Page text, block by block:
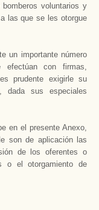
voluntarios y
las que se les otorgue
un importante número
efectúan con firmas,
prudente exigirle su
dada sus especiales
en el presente Anexo,
son de aplicación las
de los oferentes o
o el otorgamiento de